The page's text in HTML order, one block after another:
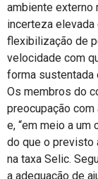
ambiente externo
incerteza
flexibilização de
velocidade com
forma sustentada
Os membros do
preocupação
e, “em meio a
do que o previsto
na taxa Selic.
a adequação de